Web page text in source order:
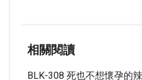
相關閱讀
BLK-308 死也不想懷孕的